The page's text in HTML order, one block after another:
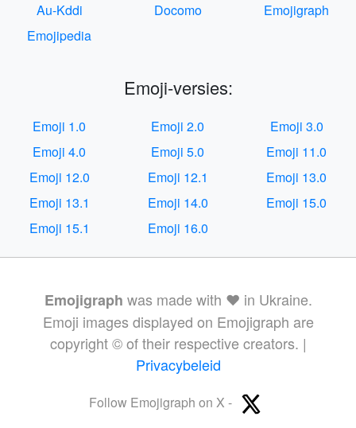
Au-Kddi
Docomo
Emojigraph
Emojipedia
Emoji-versies:
Emoji 1.0 Emoji 2.0
Emoji 3.0
Emoji 4.0
Emoji 5.0
Emoji 11.0
Emoji 12.0
Emoji 12.1
Emoji 13.0
Emoji 13.1
Emoji 14.0
Emoji 15.0
Emoji 15.1
Emoji 16.0
Emojigraph was made with ❤️ in Ukraine.
Emoji images displayed on Emojigraph are
copyright © of their respective creators. |
Privacybeleid
Follow Emojigraph on X -